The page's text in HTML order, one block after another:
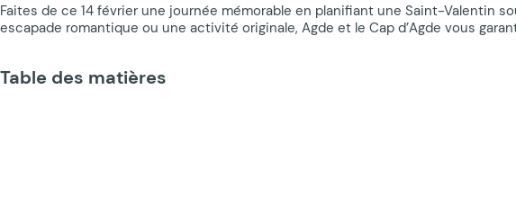
Faites de ce 14 février une journée mémorable en planifiant une Saint-Valentin
escapade romantique ou une activité originale, Agde et le Cap d’Agde vous
Table des matières